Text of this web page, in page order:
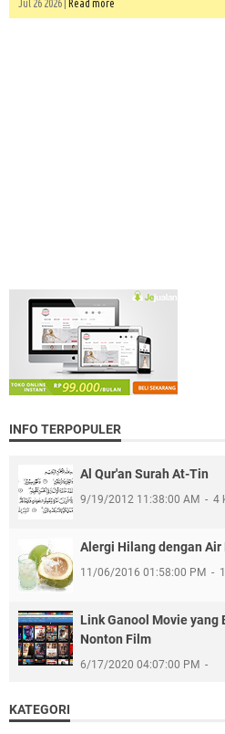
Jul 26 2026 | Read more
INFO TERPOPULER
Al Qur'an Surah At-Tin
9/19/2012 11:38:00 AM 4
Alergi Hilang dengan Air
11/06/2016 01:58:00 PM
Link Ganool Movie yang
Nonton Film
6/17/2020 04:07:00 PM
KATEGORI